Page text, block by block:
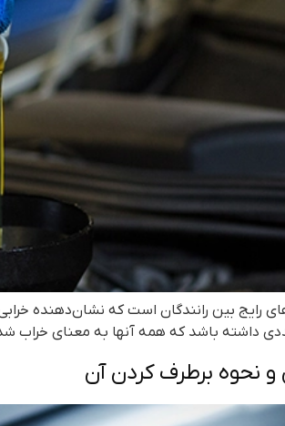
رایج بین رانندگان است که نشان‌دهنده
داشته باشد که همه آنها به معنای خراب
نحوه برطرف کردن آن